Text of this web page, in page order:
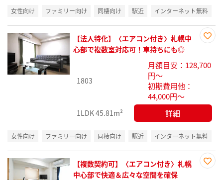
女性向け ファミリー向け 同棲向け 駅近 インターネット無料
り登
【法人特化】〈エアコン付き〉札幌中
心部で複数室対応可！車持ちにも◎
1803
月額目安：128,700
円～
初期費用他：
44,000円～
1LDK45.81m² 詳細
女性向け ファミリー向け 同棲向け 駅近 インターネット無料
【複数契約可】〈エアコン付き〉札幌
中心部で快適＆広々な空間を確保